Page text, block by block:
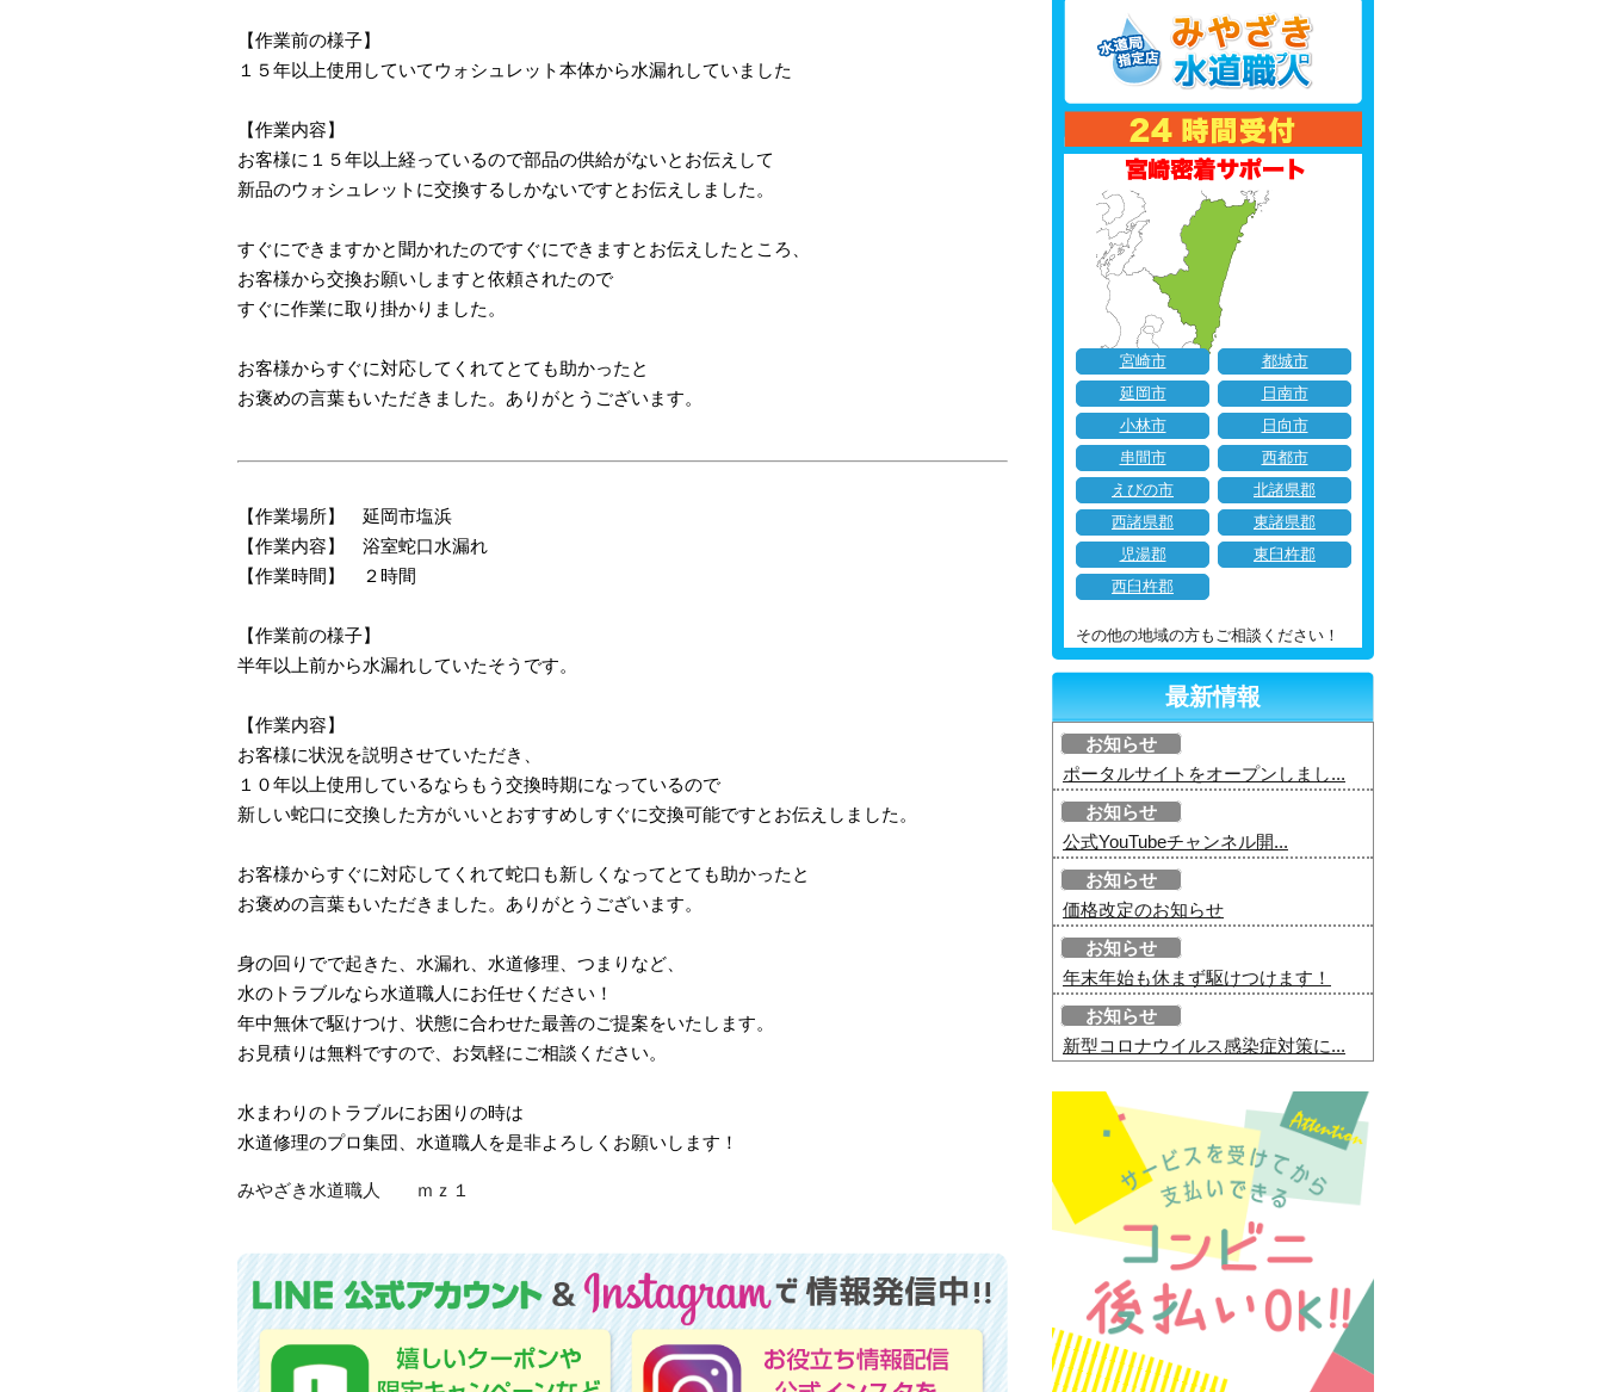
【作業前の様子】
１５年以上使用していてウォシュレット本体から水漏れしていました
【作業内容】
お客様に１５年以上経っているので部品の供給がないとお伝えして
新品のウォシュレットに交換するしかないですとお伝えしました。
すぐにできますかと聞かれたのですぐにできますとお伝えしたところ、
お客様から交換お願いしますと依頼されたので
すぐに作業に取り掛かりました。
お客様からすぐに対応してくれてとても助かったと
お褒めの言葉もいただきました。ありがとうございます。
【作業場所】 延岡市塩浜
【作業内容】 浴室蛇口水漏れ
【作業時間】 ２時間
【作業前の様子】
半年以上前から水漏れしていたそうです。
【作業内容】
お客様に状況を説明させていただき、
１０年以上使用しているならもう交換時期になっているので
新しい蛇口に交換した方がいいとおすすめしすぐに交換可能ですとお伝えしました。
お客様からすぐに対応してくれて蛇口も新しくなってとても助かったと
お褒めの言葉もいただきました。ありがとうございます。
身の回りでで起きた、水漏れ、水道修理、つまりなど、
水のトラブルなら水道職人にお任せください！
年中無休で駆けつけ、状態に合わせた最善のご提案をいたします。
お見積りは無料ですので、お気軽にご相談ください。
水まわりのトラブルにお困りの時は
水道修理のプロ集団、水道職人を是非よろしくお願いします！
みやざき水道職人 ｍｚ１
宮崎市
都城市
延岡市
日南市
小林市
日向市
串間市
西都市
えびの市
北諸県郡
西諸県郡
東諸県郡
児湯郡
東臼杵郡
西臼杵郡
その他の地域の方もご相談ください！
最新情報
お知らせ
ポータルサイトをオープンしまし...
お知らせ
公式YouTubeチャンネル開...
お知らせ
価格改定のお知らせ
お知らせ
年末年始も休まず駆けつけます！
お知らせ
新型コロナウイルス感染症対策に...